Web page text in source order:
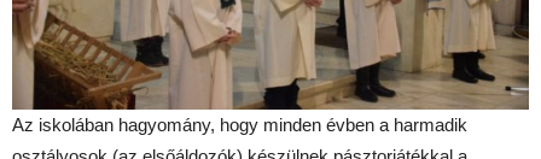
Az iskolában hagyomány, hogy minden évben a harmadik